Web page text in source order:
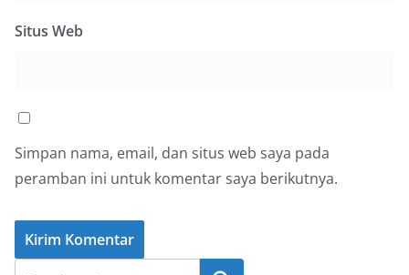
Situs Web
Simpan nama, email, dan situs web saya pada
peramban ini untuk komentar saya berikutnya.